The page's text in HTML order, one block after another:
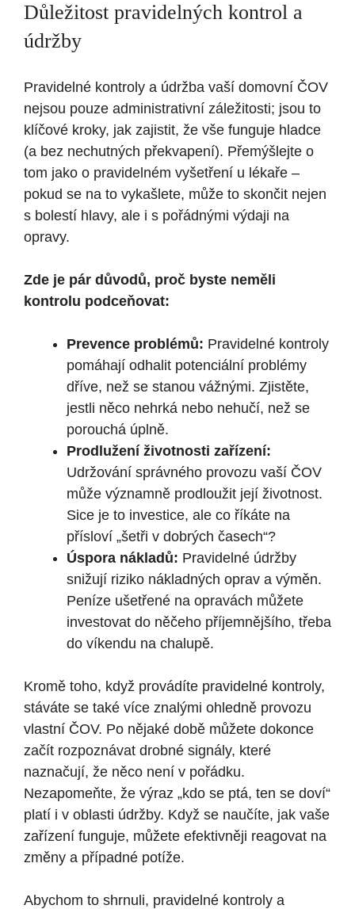
Důležitost pravidelných kontrol a
údržby
Pravidelné kontroly a údržba vaší domovní ČOV
nejsou pouze administrativní záležitosti; jsou to
klíčové kroky, jak zajistit, že vše funguje hladce
(a bez nechutných překvapení). Přemýšlejte o
tom jako o pravidelném vyšetření u lékaře –
pokud se na to vykašlete, může to skončit nejen
s bolestí hlavy, ale i s pořádnými výdaji na
opravy.
Zde je pár důvodů, proč byste neměli
kontrolu podceňovat:
Prevence problémů: Pravidelné kontroly
pomáhají odhalit potenciální problémy
dříve, než se stanou vážnými. Zjistěte,
jestli něco nehrká nebo nehučí, než se
porouchá úplně.
Prodlužení životnosti zařízení:
Udržování správného provozu vaší ČOV
může významně prodloužit její životnost.
Sice je to investice, ale co říkáte na
přísloví „šetři v dobrých časech“?
Úspora nákladů: Pravidelné údržby
snižují riziko nákladných oprav a výměn.
Peníze ušetřené na opravách můžete
investovat do něčeho příjemnějšího, třeba
do víkendu na chalupě.
Kromě toho, když provádíte pravidelné kontroly,
stáváte se také více znalými ohledně provozu
vlastní ČOV. Po nějaké době můžete dokonce
začít rozpoznávat drobné signály, které
naznačují, že něco není v pořádku.
Nezapomeňte, že výraz „kdo se ptá, ten se doví“
platí i v oblasti údržby. Když se naučíte, jak vaše
zařízení funguje, můžete efektivněji reagovat na
změny a případné potíže.
Abychom to shrnuli, pravidelné kontroly a